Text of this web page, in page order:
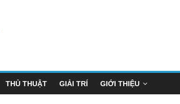
THỦ THUẬT GIẢI TRÍ GIỚI THIỆU